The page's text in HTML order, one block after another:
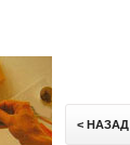
< НАЗАД